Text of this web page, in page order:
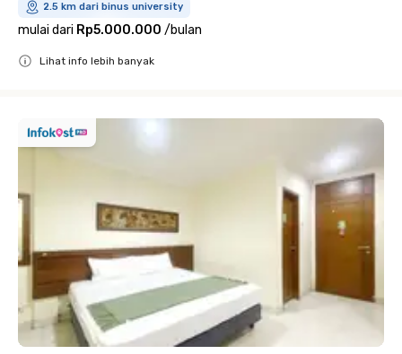
2.5 km dari binus university
mulai dari Rp5.000.000 /bulan
Lihat info lebih banyak